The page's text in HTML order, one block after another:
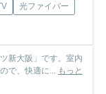
光ファイバー
新大阪」です。室内
で、快適に...
もっと